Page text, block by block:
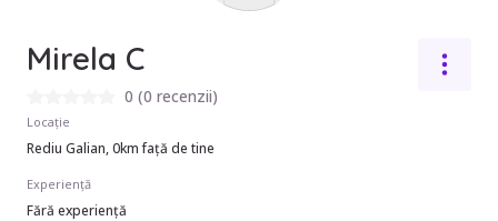
Mirela C
0 (0 recenzii)
Locație
Rediu Galian, 0km față de tine
Experiență
Fără experiență